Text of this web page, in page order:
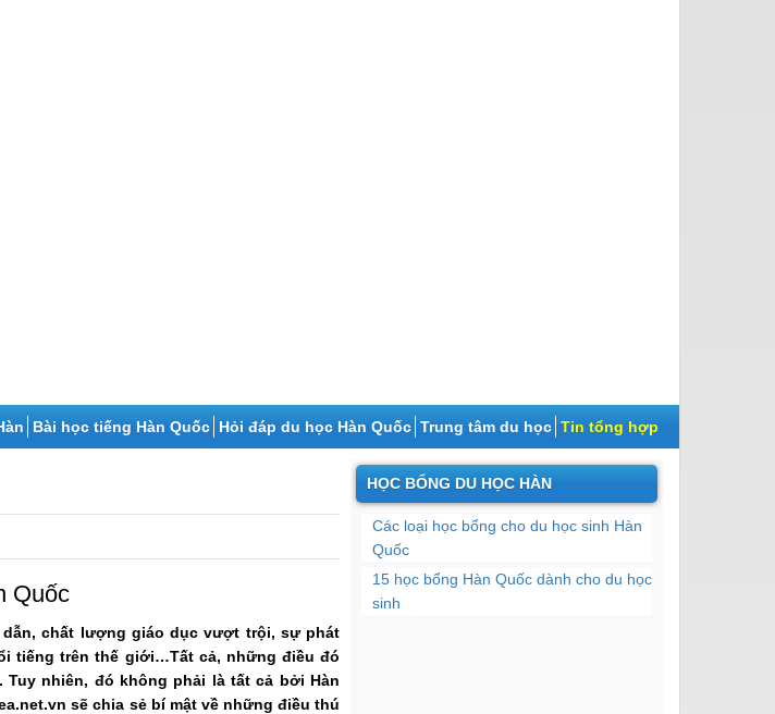
Bài học tiếng Hàn Quốc Hỏi đáp du học Hàn Quốc Trung tâm du học Tin tổng hợp
Quốc
chất lượng giáo dục vượt trội, sự phát
tiếng trên thế giới…Tất cả, những điều đó
nhiên, đó không phải là tất cả bởi Hàn
sẽ chia sẻ bí mật về những điều thú
HỌC BỔNG DU HỌC HÀN
Các loại học bổng cho du học sinh Hàn
Quốc
15 học bổng Hàn Quốc dành cho du học
sinh